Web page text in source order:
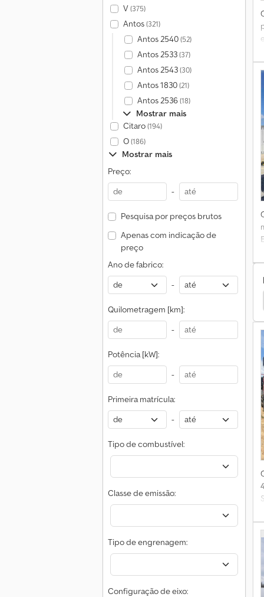
V(375)
Antos(321)
Antos 2540(52)
Antos 2533(37)
Antos 2543(30)
Antos 1830(21)
Antos 2536(18)
Mostrar mais
Citaro(194)
O(186)
Mostrar mais
Preço:
-
Pesquisa por preços brutos
Apenas com indicação de
preço
Ano de fabrico:
-
Quilometragem [km]:
-
Potência [kW]:
-
Primeira matrícula:
-
Tipo de combustível:
Classe de emissão:
Tipo de engrenagem:
Configuração de eixo: